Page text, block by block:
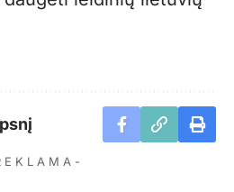
E K L A M A -